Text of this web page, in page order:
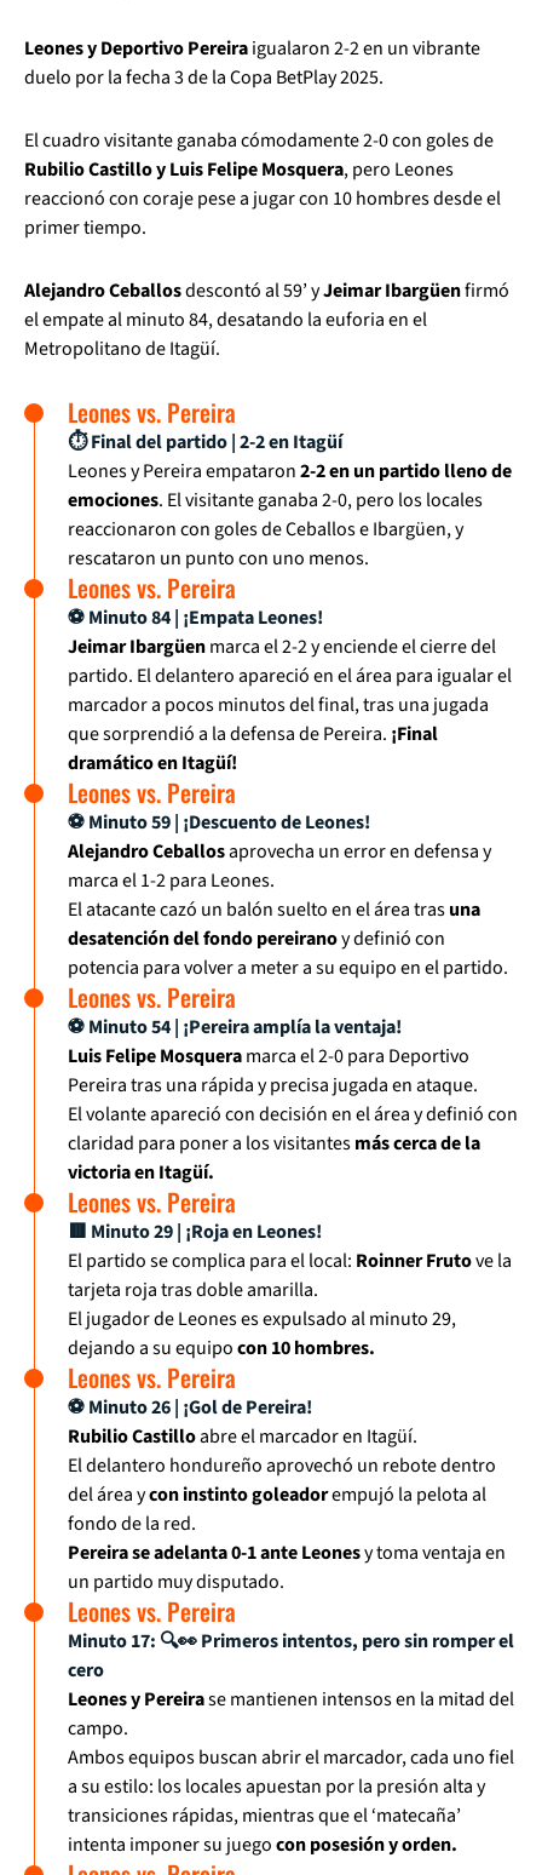
Leones y Deportivo Pereiraigualaron 2-2 en un vibrante
duelo por la fecha 3 de la Copa BetPlay 2025.
El cuadro visitante ganaba cómodamente 2-0 con goles de
Rubilio Castillo y Luis Felipe Mosquera, pero Leones
reaccionó con coraje pese a jugar con 10 hombres desde el
primer tiempo.
Alejandro Ceballosdescontó al 59’ yJeimar Ibargüenfirmó
el empate al minuto 84, desatando la euforia en el
Metropolitano de Itagüí.
Leones vs. Pereira
⏱ Final del partido | 2-2 en Itagüí
Leones y Pereira empataron2-2 en un partido lleno de
emociones. El visitante ganaba 2-0, pero los locales
reaccionaron con goles de Ceballos e Ibargüen, y
rescataron un punto con uno menos.
Leones vs. Pereira
⚽ Minuto 84 | ¡Empata Leones!
Jeimar Ibargüenmarca el 2-2 y enciende el cierre del
partido. El delantero apareció en el área para igualar el
marcador a pocos minutos del final, tras una jugada
que sorprendió a la defensa de Pereira. ¡Final
dramático en Itagüí!
Leones vs. Pereira
⚽ Minuto 59 | ¡Descuento de Leones!
Alejandro Ceballosaprovecha un error en defensa y
marca el 1-2 para Leones.
El atacante cazó un balón suelto en el área trasuna
desatención del fondo pereiranoy definió con
potencia para volver a meter a su equipo en el partido.
Leones vs. Pereira
⚽ Minuto 54 | ¡Pereira amplía la ventaja!
Luis Felipe Mosqueramarca el 2-0 para Deportivo
Pereira tras una rápida y precisa jugada en ataque.
El volante apareció con decisión en el área y definió con
claridad para poner a los visitantesmás cerca de la
victoria en Itagüí.
Leones vs. Pereira
🟥 Minuto 29 | ¡Roja en Leones!
El partido se complica para el local: Roinner Frutove la
tarjeta roja tras doble amarilla.
El jugador de Leones es expulsado al minuto 29,
dejando a su equipocon 10 hombres.
Leones vs. Pereira
⚽ Minuto 26 | ¡Gol de Pereira!
Rubilio Castilloabre el marcador en Itagüí.
El delantero hondureño aprovechó un rebote dentro
del área ycon instinto goleadorempujó la pelota al
fondo de la red.
Pereira se adelanta 0-1 ante Leonesy toma ventaja en
un partido muy disputado.
Leones vs. Pereira
Minuto 17: 🔍👀 Primeros intentos, pero sin romper el
cero
Leones y Pereirase mantienen intensos en la mitad del
campo.
Ambos equipos buscan abrir el marcador, cada uno fiel
a su estilo: los locales apuestan por la presión alta y
transiciones rápidas, mientras que el ‘matecaña’
intenta imponer su juegocon posesión y orden.